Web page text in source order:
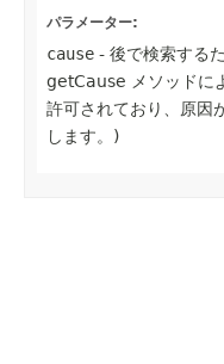
パラメーター:
cause - 後で検索する
getCause メソッドに
許可されており、原因
します。)